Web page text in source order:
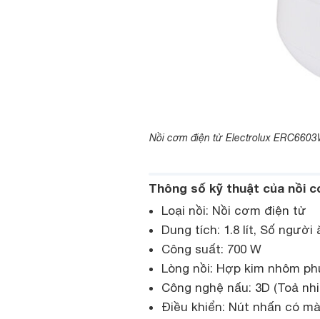
Nồi cơm điện tử Electrolux
Thông số kỹ thuật của nồi
Loại nồi: Nồi cơm điện tử
Dung tích: 1.8 lít, Số người
Công suất: 700 W
Lòng nồi: Hợp kim nhôm
Công nghệ nấu: 3D (Toả
Điều khiển: Nút nhấn có